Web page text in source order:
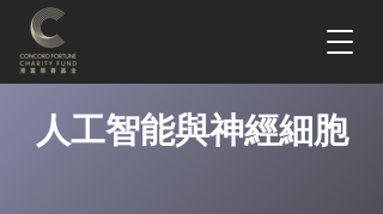
人工智能與神經細胞